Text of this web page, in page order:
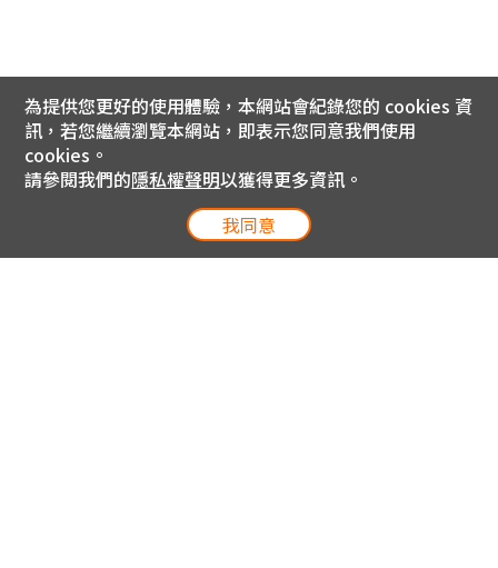
為提供您更好的使用體驗，本網站會紀錄您的 cookies 資
訊，若您繼續瀏覽本網站，即表示您同意我們使用
cookies。
請參閱我們的隱私權聲明以獲得更多資訊。
我同意